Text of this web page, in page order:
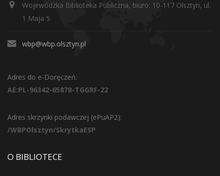
Wojewódzka Biblioteka Publiczna, biuro: 10-117 Olsztyn, ul.
1 Maja 5
wbp@wbp.olsztyn.pl
Adres do e-Doręczeń:
AE:PL-96342-65878-TGGRF-22
Adres skrzynki podawczej (ePuAP2):
/WBPOlsztyn/SkrytkaESP
O BIBLIOTECE